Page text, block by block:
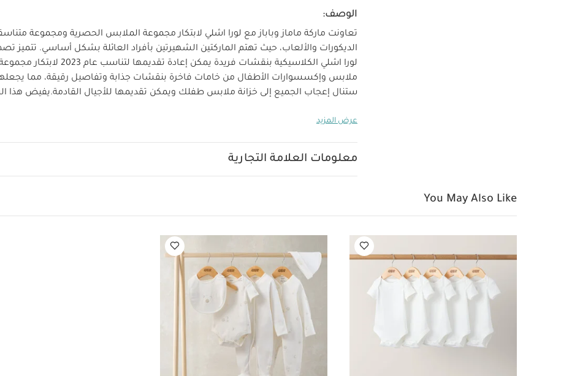
الوصف:
تعاونت ماركة ماماز وباباز مع لورا اشلي لابتكار مجموعة الملابس الحصرية ومجموعة
الديكورات والألعاب، حيث تهتم الماركتين الشهيرتين بأفراد العائلة بشكل أساسي. تتميز
لورا اشلي الكلاسيكية بنقشات فريدة يمكن إعادة تقديمها
ملابس وإكسسوارات الأطفال من خامات فاخرة بنقشات جذابة وتفاصيل رقيقة، مما
ستنال إعجاب الجميع إلى خزانة ملابس طفلك ويمكن تقديمها للأجيال القادمة.يفيض هذا
وأساور مطاطية لضمان الشعور بالراحة. كما يتميز بكشكش على الأساور وتطريزات على
تشتري هذا المنتج:
على الجانب الآخر
طقم ألبسة قطعة واحدة بأكمام قصيرة قماش عضوي بلون أبيض - 5
بيجامة، بودي سوت ومريلة سيليستيال لحديثي الولادة، 5 قطع
عرض المزيد
معلومات العلامة التجارية
You May Also Like